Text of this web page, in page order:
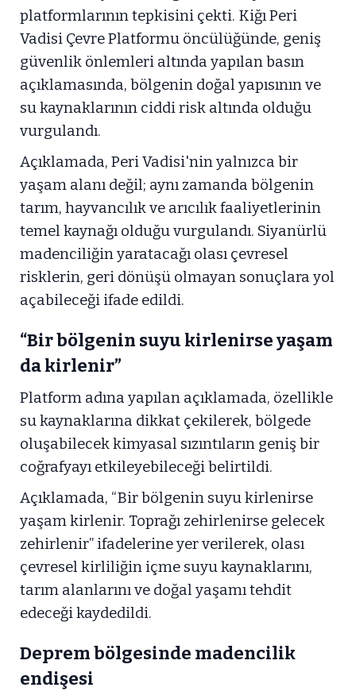
platformlarının tepkisini çekti. Kiğı Peri
Vadisi Çevre Platformu öncülüğünde, geniş
güvenlik önlemleri altında yapılan basın
açıklamasında, bölgenin doğal yapısının ve
su kaynaklarının ciddi risk altında olduğu
vurgulandı.
Açıklamada, Peri Vadisi'nin yalnızca bir
yaşam alanı değil; aynı zamanda bölgenin
tarım, hayvancılık ve arıcılık faaliyetlerinin
temel kaynağı olduğu vurgulandı. Siyanürlü
madenciliğin yaratacağı olası çevresel
risklerin, geri dönüşü olmayan sonuçlara yol
açabileceği ifade edildi.
“Bir bölgenin suyu kirlenirse yaşam
da kirlenir”
Platform adına yapılan açıklamada, özellikle
su kaynaklarına dikkat çekilerek, bölgede
oluşabilecek kimyasal sızıntıların geniş bir
coğrafyayı etkileyebileceği belirtildi.
Açıklamada, “Bir bölgenin suyu kirlenirse
yaşam kirlenir. Toprağı zehirlenirse gelecek
zehirlenir” ifadelerine yer verilerek, olası
çevresel kirliliğin içme suyu kaynaklarını,
tarım alanlarını ve doğal yaşamı tehdit
edeceği kaydedildi.
Deprem bölgesinde madencilik
endişesi